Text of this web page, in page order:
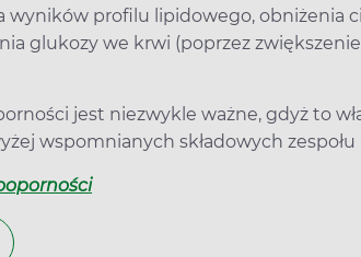
wyników profilu lipidowego, obniżenia
glukozy we krwi (poprzez
jest niezwykle ważne, gdyż to
wspomnianych składowych